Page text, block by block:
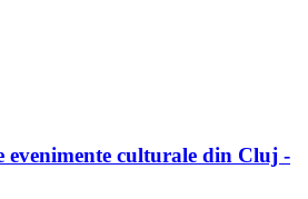
evenimente culturale din Cluj -